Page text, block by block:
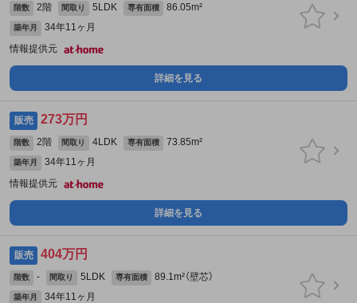
階数 2階 間取り 5LDK 専有面積 86.05m²
築年月
34年11ヶ月
情報提供元
詳細を見る
販売 273万円
階数 2階 間取り 4LDK 専有面積 73.85m²
築年月
34年11ヶ月
情報提供元
詳細を見る
販売 404万円
階数 - 間取り 5LDK 専有面積 89.1m²（壁芯）
築年月
34年11ヶ月